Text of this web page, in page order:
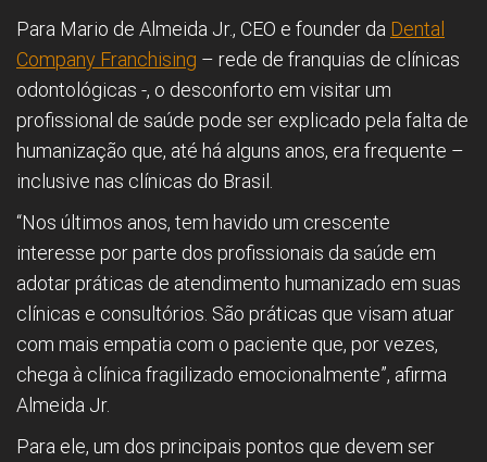
Para Mario de Almeida Jr., CEO e founder da Dental
Company Franchising – rede de franquias de clínicas
odontológicas -, o desconforto em visitar um
profissional de saúde pode ser explicado pela falta de
humanização que, até há alguns anos, era frequente –
inclusive nas clínicas do Brasil.
“Nos últimos anos, tem havido um crescente
interesse por parte dos profissionais da saúde em
adotar práticas de atendimento humanizado em suas
clínicas e consultórios. São práticas que visam atuar
com mais empatia com o paciente que, por vezes,
chega à clínica fragilizado emocionalmente”, afirma
Almeida Jr.
Para ele, um dos principais pontos que devem ser